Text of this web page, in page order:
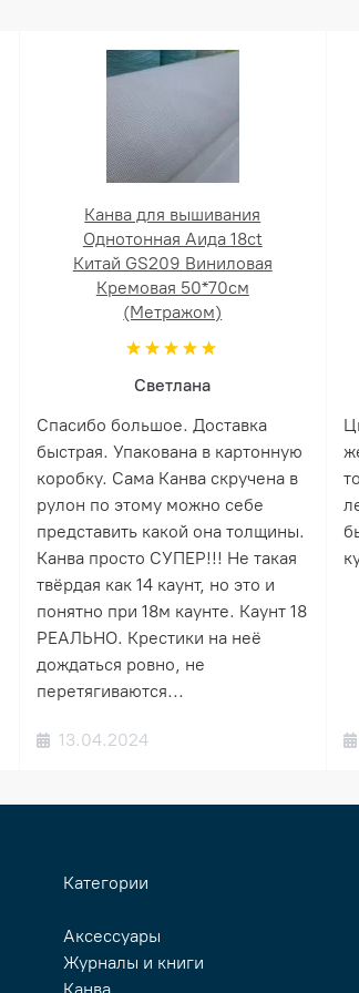
Канва для вышивания
Однотонная Аида 18ct
Китай GS209 Виниловая
Кремовая 50*70см
(Метражом)
Светлана
Спасибо большое. Доставка
быстрая. Упакована в картонную
коробку. Сама Канва скручена в
рулон по этому можно себе
представить какой она толщины.
Канва просто СУПЕР!!! Не такая
твёрдая как 14 каунт, но это и
понятно при 18м каунте. Каунт 18
РЕАЛЬНО. Крестики на неё
дождаться ровно, не
перетягиваются...
13.04.2024
Категории
Аксессуары
Журналы и книги